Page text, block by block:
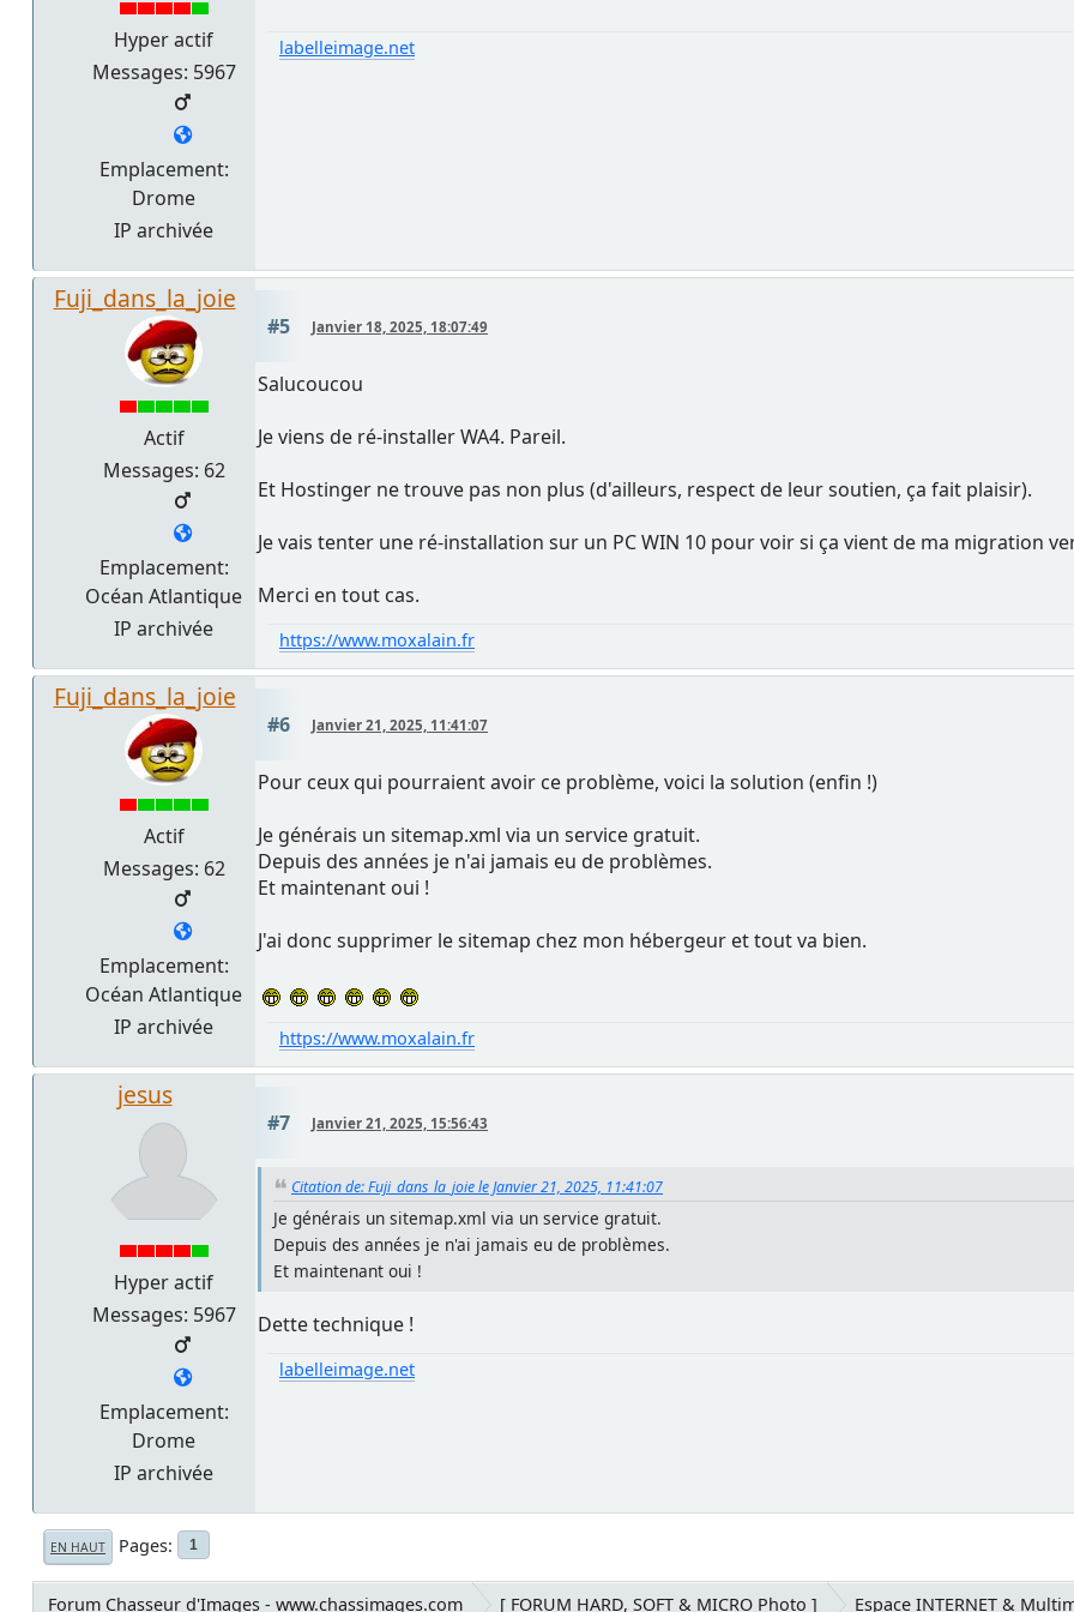
Hyper actif
Messages: 5967
Emplacement:
Drome
IP archivée
labelleimage.net
Fuji_dans_la_joie
Actif
Messages: 62
Emplacement:
Océan Atlantique
IP archivée
#5 Janvier 18, 2025, 18:07:49
Salucoucou
Je viens de ré-installer WA4. Pareil.
Et Hostinger ne trouve pas non plus (d'ailleurs, respect de leur soutien, ça fait plaisir).
Je vais tenter une ré-installation sur un PC WIN 10 pour voir si ça vient de ma migration
Merci en tout cas.
https://www.moxalain.fr
Fuji_dans_la_joie
Actif
Messages: 62
Emplacement:
Océan Atlantique
IP archivée
#6 Janvier 21, 2025, 11:41:07
Pour ceux qui pourraient avoir ce problème, voici la solution (enfin !)
Je générais un sitemap.xml via un service gratuit.
Depuis des années je n'ai jamais eu de problèmes.
Et maintenant oui !
J'ai donc supprimer le sitemap chez mon hébergeur et tout va bien.
https://www.moxalain.fr
jesus
Hyper actif
Messages: 5967
Emplacement:
Drome
IP archivée
#7 Janvier 21, 2025, 15:56:43
Citation de: Fuji_dans_la_joie le Janvier 21, 2025, 11:41:07
Je générais un sitemap.xml via un service gratuit.
Depuis des années je n'ai jamais eu de problèmes.
Et maintenant oui !
Dette technique !
labelleimage.net
EN HAUT Pages 1
Forum Chasseur d'Images - www.chassimages.com [ FORUM HARD, SOFT & MICRO Photo ] Espace INTERNET &